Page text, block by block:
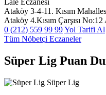
Lale Eczanesi
Ataköy 3-4-11. Kısım
Ataköy 4.Kısım Çarşısı No:12
0 (212) 559 99 99Yol Tarifi Al
Tüm Nöbetçi Eczaneler
Süper Lig Puan
Süper Lig